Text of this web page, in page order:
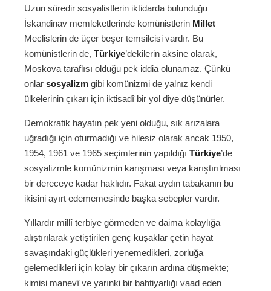
Uzun süredir sosyalistlerin iktidarda bulunduğu
İskandinav memleketlerinde komünistlerin Millet
Meclislerin de üçer beşer temsilcisi vardır. Bu
komünistlerin de, Türkiye’dekilerin aksine olarak,
Moskova taraflısı olduğu pek iddia olunamaz. Çünkü
onlar sosyalizm gibi komünizmi de yalnız kendi
ülkelerinin çıkarı için iktisadî bir yol diye düşünürler.
Demokratik hayatın pek yeni olduğu, sık arızalara
uğradığı için oturmadığı ve hilesiz olarak ancak 1950,
1954, 1961 ve 1965 seçimlerinin yapıldığı Türkiye’de
sosyalizmle komünizmin karışması veya karıştırılması
bir dereceye kadar haklıdır. Fakat aydın tabakanın bu
ikisini ayırt edememesinde başka sebepler vardır.
Yıllardır millî terbiye görmeden ve daima kolaylığa
alıştırılarak yetiştirilen genç kuşaklar çetin hayat
savaşındaki güçlükleri yenemedikleri, zorluğa
gelemedikleri için kolay bir çıkarın ardına düşmekte;
kimisi manevî ve yarınki bir bahtiyarlığı vaad eden